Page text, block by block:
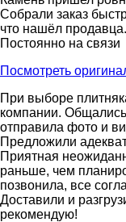
Собрали заказ
что нашёл
Постоянно на связи
Посмотреть
При выборе
компании.
отправила фото и
Предложили
Приятная
раньше, чем
позвонила, все
Доставили и
рекомендую!